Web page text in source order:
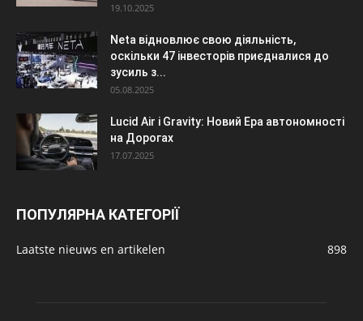
19.10.2025
Neta відновлює свою діяльність,
оскільки 47 інвесторів приєдналися до
зусиль з...
05.08.2025
Lucid Air і Gravity: Новий Ера автономності
на Дорогах
17.07.2025
ПОПУЛЯРНА КАТЕГОРІЇ
Laatste nieuws en artikelen 898